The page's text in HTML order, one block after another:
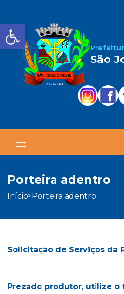
Barra de
São
porteira adentro
início> porteira adentro
Solicitação de Serviços da
Prezado produtor, utilize o